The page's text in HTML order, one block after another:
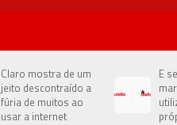
Claro mostra de um
jeito descontraído a
fúria de muitos ao
usar a internet
E